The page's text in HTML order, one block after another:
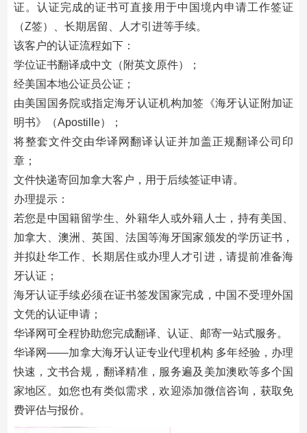
证。认证完成的证书可直接用于中国境内申请工作签证
（Z签）、长期居留、人才引进等手续。
该客户的认证流程如下：
学位证书翻译成中文（附英文原件）；
经美国本地公证员公证；
由美国国务院或指定海牙认证机构加签《海牙认证附加证
明书》（Apostille）；
将整套文件交由华译网翻译认证并加盖正规翻译公司印
章；
文件快递寄回加拿大客户，用于后续签证申请。
办理提示：
若您是中国籍留学生、外籍华人或外籍人士，持有美国、
加拿大、澳洲、英国、法国等海牙国家颁发的学历证书，
并拟赴华工作、长期居住或办理人才引进，请提前准备海
牙认证；
海牙认证手续必须在证书签发国家完成，中国不受理外国
文凭的认证申请；
华译网可全程协助您完成翻译、认证、邮寄一站式服务。
华译网——加拿大海牙认证专业代理机构 多年经验，办理
快速，文书合规，翻译精准，服务遍及美加澳欧等多个国
家地区。如您也有类似需求，欢迎添加微信咨询，获取免
费评估与报价。